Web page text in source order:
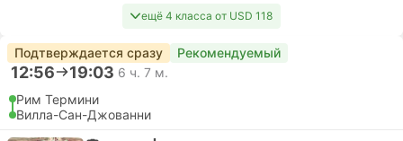
ещё 4 класса от USD 118
Подтверждается сразу Рекомендуемый
12:56 19:03 6 ч. 7 м.
Рим Термини
Вилла-Сан-Джованни